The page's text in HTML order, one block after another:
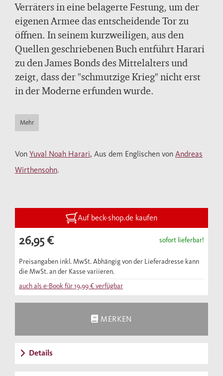
Verräters in eine belagerte Festung, um der
eigenen Armee das entscheidende Tor zu
öffnen. In seinem kurzweiligen, aus den
Quellen geschriebenen Buch entführt Harari
zu den James Bonds des Mittelalters und
zeigt, dass der "schmutzige Krieg" nicht erst
in der Moderne erfunden wurde.
Mehr
Von Yuval Noah Harari, Aus dem Englischen von Andreas
Wirthensohn.
Auf beck-shop.de kaufen
26,95 € sofort lieferbar!
Preisangaben inkl. MwSt. Abhängig von der Lieferadresse kann
die MwSt. an der Kasse variieren.
auch als e-Book für19,99 €verfügbar
MERKEN
Details